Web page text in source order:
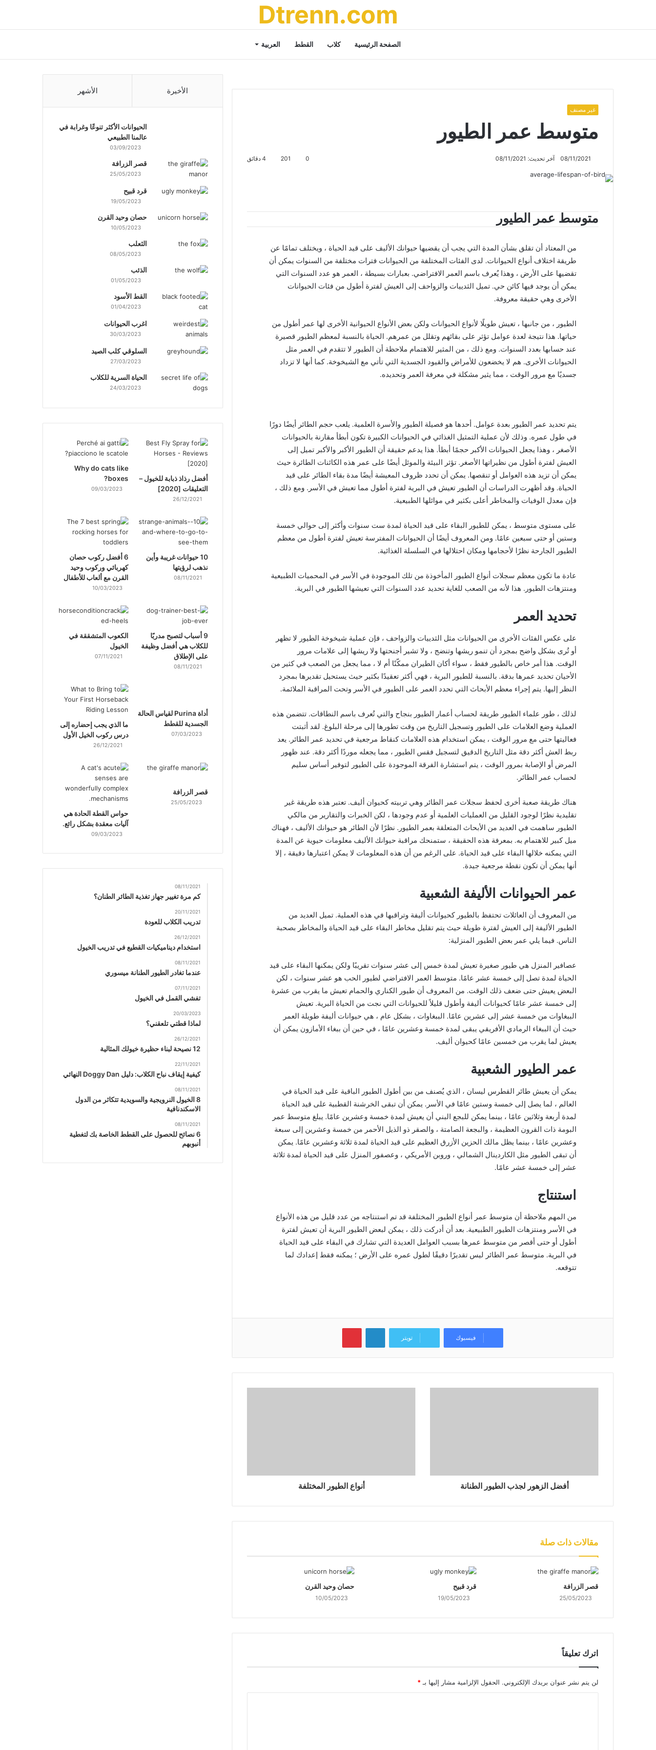
Dtrenn.com
الصفحة الرئيسية كلاب القطط العربية
غير مصنف
متوسط ​​عمر الطيور
08/11/2021 آخر تحديث: 08/11/2021 0
201
متوسط ​​عمر الطيور
من المعتاد أن تقلق بشأن المدة التي يجب أن يقضيها حيوانك الأليف على قيد الحياة ، ويختلف تمامًا عن
طريقة اختلاف أنواع الحيوانات. لدى الفئات المختلفة من الحيوانات فترات مختلفة من السنوات يمكن أن
تقضيها على الأرض ، وهذا يُعرف باسم العمر الافتراضي. بعبارات بسيطة ، العمر هو عدد السنوات التي
يمكن أن يوجد فيها كائن حي. تميل الثدييات والزواحف إلى العيش لفترة أطول من فئات الحيوانات
الأخرى وهي حقيقة معروفة.
الطيور ، من جانبها ، تعيش طويلًا لأنواع الحيوانات ولكن بعض الأنواع الحيوانية الأخرى لها عمر أطول من
حياتها. هذا نتيجة لعدة عوامل تؤثر على بقائهم وتقلل من عمرهم. الحياة بالنسبة لمعظم الطيور قصيرة
عند حسابها بعدد السنوات. ومع ذلك ، من المثير للاهتمام ملاحظة أن الطيور لا تتقدم في العمر مثل
الحيوانات الأخرى. هم لا يخضعون للأمراض والقيود الجسدية التي تأتي مع الشيخوخة. كما أنها لا تزداد
جسديًا مع مرور الوقت ، مما يثير مشكلة في معرفة العمر وتحديده.
يتم تحديد عمر الطيور بعدة عوامل. أحدها هو فصيلة الطيور والأسرة العلمية. يلعب حجم الطائر أيضًا دورًا
في طول عمره. وذلك لأن عملية التمثيل الغذائي في الحيوانات الكبيرة تكون أبطأ مقارنة بالحيوانات
الأصغر ، وهذا يجعل الحيوانات الأكبر حجمًا أبطأ. هذا يدعم حقيقة أن الطيور الأكبر والأكبر تميل إلى
العيش لفترة أطول من نظيراتها الأصغر. تؤثر البيئة والموئل أيضًا على عمر هذه الكائنات الطائرة حيث
يمكن أن تزيد هذه العوامل أو تنقصها. يمكن أن تحدد ظروف المعيشة أيضًا مدة بقاء الطائر على قيد
الحياة. وقد أظهرت الدراسات أن الطيور تعيش في البرية لفترة أطول مما تعيش في الأسر. ومع ذلك ،
فإن معدل الوفيات والمخاطر أعلى بكثير في موائلها الطبيعية.
على مستوى متوسط ​​، يمكن للطيور البقاء على قيد الحياة لمدة ست سنوات وأكثر إلى حوالي خمسة
وستين أو حتى سبعين عامًا. ومن المعروف أيضًا أن الحيوانات المفترسة تعيش لفترة أطول من معظم
الطيور الجارحة نظرًا لأحجامها ومكان احتلالها في السلسلة الغذائية.
عادة ما تكون معظم سجلات أنواع الطيور المأخوذة من تلك الموجودة في الأسر في المحميات الطبيعية
ومنتزهات الطيور. هذا لأنه من الصعب للغاية تحديد عدد السنوات التي تعيشها الطيور في البرية.
تحديد العمر
على عكس الفئات الأخرى من الحيوانات مثل الثدييات والزواحف ، فإن عملية شيخوخة الطيور لا تظهر
أو تُرى بشكل واضح بمجرد أن تنمو ريشها وتنضج ، ولا تشير أجنحتها ولا ريشها إلى علامات مرور
الوقت. هذا أمر خاص بالطيور فقط ، سواء أكان الطيران ممكّنًا أم لا ، مما يجعل من الصعب في كثير من
الأحيان تحديد عمرها بدقة. بالنسبة للطيور البرية ، فهي أكثر تعقيدًا بكثير حيث يستحيل تقديرها بمجرد
النظر إليها. يتم إجراء معظم الأبحاث التي تحدد العمر على الطيور في الأسر وتحت المراقبة الملائمة.
لذلك ، طور علماء الطيور طريقة لحساب أعمار الطيور بنجاح والتي تُعرف باسم النطاقات. تتضمن هذه
العملية وضع العلامات على الطيور وتسجيل التاريخ من وقت تطورها إلى مرحلة البلوغ. لقد أثبتت
فعاليتها حتى مع مرور الوقت ، يمكن استخدام هذه العلامات كنقاط مرجعية في تحديد عمر الطائر. يعد
ربط العش أكثر دقة مثل التاريخ الدقيق لتسجيل فقس الطيور ، مما يجعله موردًا أكثر دقة. عند ظهور
المرض أو الإصابة بمرور الوقت ، يتم استشارة الفرقة الموجودة على الطيور لتوفير أساس سليم
لحساب عمر الطائر.
هناك طريقة صعبة أخرى لحفظ سجلات عمر الطائر وهي تربيته كحيوان أليف. تعتبر هذه طريقة غير
تقليدية نظرًا لوجود القليل من العمليات العلمية أو عدم وجودها ، لكن الخبرات والتقارير من مالكي
الطيور ساهمت في العديد من الأبحاث المتعلقة بعمر الطيور. نظرًا لأن الطائر هو حيوانك الأليف ، فهناك
ميل كبير للاهتمام به. بمعرفة هذه الحقيقة ، ستمنحك مراقبة حيوانك الأليف معلومات حيوية عن المدة
التي يمكنه خلالها البقاء على قيد الحياة. على الرغم من أن هذه المعلومات لا يمكن اعتبارها دقيقة ، إلا
أنها يمكن أن تكون نقطة مرجعية جيدة.
عمر الحيوانات الأليفة الشعبية
من المعروف أن العائلات تحتفظ بالطيور كحيوانات أليفة وتراقبها في هذه العملية. تميل العديد من
الطيور الأليفة إلى العيش لفترة طويلة حيث يتم تقليل مخاطر البقاء على قيد الحياة والمخاطر بصحبة
الناس. فيما يلي عمر بعض الطيور المنزلية:
عصافير المنزل هي طيور صغيرة تعيش لمدة خمس إلى عشر سنوات تقريبًا ولكن يمكنها البقاء على قيد
الحياة لمدة تصل إلى خمسة عشر عامًا. متوسط ​​العمر الافتراضي لطيور الحب هو عشر سنوات ، لكن
البعض يعيش حتى ضعف ذلك الوقت. من المعروف أن طيور الكناري والحمام تعيش ما يقرب من عشرة
إلى خمسة عشر عامًا كحيوانات أليفة وأطول قليلاً للحيوانات التي نجت من الحياة البرية. تعيش
الببغاوات من خمسة عشر إلى عشرين عامًا. الببغاوات ، بشكل عام ، هي حيوانات أليفة طويلة العمر
حيث أن الببغاء الرمادي الأفريقي يبقى لمدة خمسة وعشرين عامًا ، في حين أن ببغاء الأمازون يمكن أن
يعيش لما يقرب من خمسين عامًا كحيوان أليف.
عمر الطيور الشعبية
يمكن أن يعيش طائر القطرس ليسان ، الذي يُصنف من بين أطول الطيور الباقية على قيد الحياة في
العالم ، لما يصل إلى خمسة وستين عامًا في الأسر. يمكن أن تبقى الخرشنة القطبية على قيد الحياة
لمدة أربعة وثلاثين عامًا ، بينما يمكن للبجع البني أن يعيش لمدة خمسة وعشرين عامًا. يبلغ متوسط ​​عمر
البومة ذات القرون العظيمة ، والبجعة الصامتة ، والصقر ذو الذيل الأحمر من خمسة وعشرين إلى سبعة
وعشرين عامًا ، بينما يظل مالك الحزين الأزرق العظيم على قيد الحياة لمدة ثلاثة وعشرين عامًا. يمكن
أن تبقى الطيور مثل الكاردينال الشمالي ، وروبن الأمريكي ، وعصفور المنزل على قيد الحياة لمدة ثلاثة
عشر إلى خمسة عشر عامًا.
استنتاج
من المهم ملاحظة أن متوسط ​​عمر أنواع الطيور المختلفة قد تم استنتاجه من عدد قليل من هذه الأنواع
في الأسر ومنتزهات الطيور الطبيعية. بعد أن أدركت ذلك ، يمكن لبعض الطيور البرية أن تعيش لفترة
أطول أو حتى أقصر من متوسط ​​عمرها بسبب العوامل العديدة التي تشارك في البقاء على قيد الحياة
في البرية. متوسط ​​عمر الطائر ليس تقديرًا دقيقًا لطول عمره على الأرض ؛ يمكنه فقط إعدادك لما
تتوقعه.
فيسبوك تويتر
لينكدإن
أفضل الزهور لجذب الطيور الطنانة أنواع الطيور المختلفة
مقالات ذات صلة
قصر الزرافة
25/05/2023
قرد قبيح
19/05/2023
حصان وحيد القرن
10/05/2023
اترك تعليقاً
لن يتم نشر عنوان بريدك الإلكتروني. الحقول الإلزامية مشار إليها بـ *
الأخيرة الأشهر
الحيوانات الأكثر تنوعًا وغرابة في
عالمنا الطبيعي
03/09/2023
قصر الزرافة
25/05/2023
قرد قبيح
19/05/2023
حصان وحيد القرن
10/05/2023
الثعلب
08/05/2023
الذئب
01/05/2023
القط الأسود
01/04/2023
اغرب الحيوانات
30/03/2023
السلوقي كلب الصيد
27/03/2023
الحياة السرية للكلاب
24/03/2023
أفضل رذاذ ذبابة للخيول –
التعليقات [2020]
26/12/2021
Why do cats like
boxes?
09/03/2023
10 حيوانات غريبة وأين
نذهب لرؤيتها
08/11/2021
6 أفضل ركوب حصان
كهربائي وركوب وحيد
القرن مع ألعاب للأطفال
10/03/2023
9 أسباب لتصبح مدربًا
للكلاب هي أفضل وظيفة
على الإطلاق
08/11/2021
الكعوب المتشققة في
الخيول
07/11/2021
أداة Purina لقياس الحالة
الجسدية للقطط
07/03/2023
ما الذي يجب إحضاره إلى
درس ركوب الخيل الأول
26/12/2021
قصر الزرافة
25/05/2023
حواس القطة الحادة هي
آليات معقدة بشكل رائع.
09/03/2023
08/11/2021
كم مرة تغيير جهاز تغذية الطائر الطنان؟
20/11/2021
تدريب الكلاب للعودة
26/12/2021
استخدام ديناميكيات القطيع في تدريب الخيول
08/11/2021
عندما تغادر الطيور الطنانة ميسوري
07/11/2021
تفشي القمل في الخيول
20/03/2023
لماذا قطتي تلعقني؟
26/12/2021
12 نصيحة لبناء حظيرة خيولك المثالية
22/11/2021
كيفية إيقاف نباح الكلاب: دليل Doggy Dan النهائي
08/11/2021
8 الخيول النرويجية والسويدية تتكاثر من الدول
الاسكندنافية
08/11/2021
6 نصائح للحصول على القطط الخاصة بك لتغطية
أنبوبهم